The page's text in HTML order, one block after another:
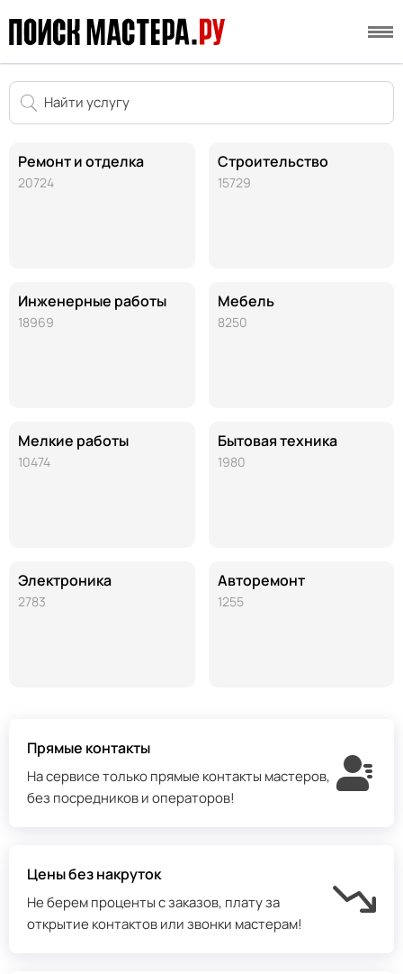
Ремонт и отделка
20724
Инженерные работы
18969
Мелкие работы
10474
Электроника
2783
Строительство
15729
Мебель
8250
Бытовая техника
1980
Авторемонт
1255
Прямые контакты
На сервисе только прямые контакты мастеров,
без посредников и операторов!
Цены без накруток
Не берем проценты с заказов, плату за
открытие контактов или звонки мастерам!